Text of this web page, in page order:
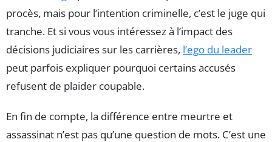
procès, mais pour l’intention criminelle, c’est le juge qui
tranche. Et si vous vous intéressez à l’impact des
décisions judiciaires sur les carrières, l’ego du leader
peut parfois expliquer pourquoi certains accusés
refusent de plaider coupable.
En fin de compte, la différence entre meurtre et
assassinat n’est pas qu’une question de mots. C’est une